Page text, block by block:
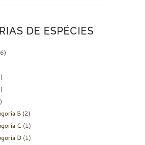
DE ESPÉCIES
B (2)
C (1)
D (1)